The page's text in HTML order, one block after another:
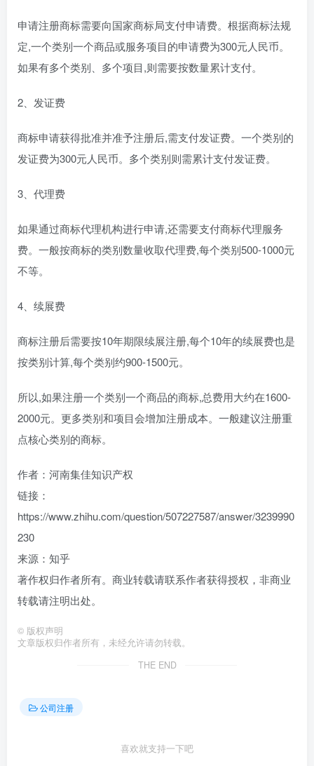
申请注册商标需要向国家商标局支付申请费。根据商标法规
定,一个类别一个商品或服务项目的申请费为300元人民币。
如果有多个类别、多个项目,则需要按数量累计支付。
2、发证费
商标申请获得批准并准予注册后,需支付发证费。一个类别的
发证费为300元人民币。多个类别则需累计支付发证费。
3、代理费
如果通过商标代理机构进行申请,还需要支付商标代理服务
费。一般按商标的类别数量收取代理费,每个类别500-1000元
不等。
4、续展费
商标注册后需要按10年期限续展注册,每个10年的续展费也是
按类别计算,每个类别约900-1500元。
所以,如果注册一个类别一个商品的商标,总费用大约在1600-
2000元。更多类别和项目会增加注册成本。一般建议注册重
点核心类别的商标。
作者：河南集佳知识产权
链接：
https://www.zhihu.com/question/507227587/answer/3239990
230
来源：知乎
著作权归作者所有。商业转载请联系作者获得授权，非商业
转载请注明出处。
© 版权声明
文章版权归作者所有，未经允许请勿转载。
THE END
公司注册
喜欢就支持一下吧